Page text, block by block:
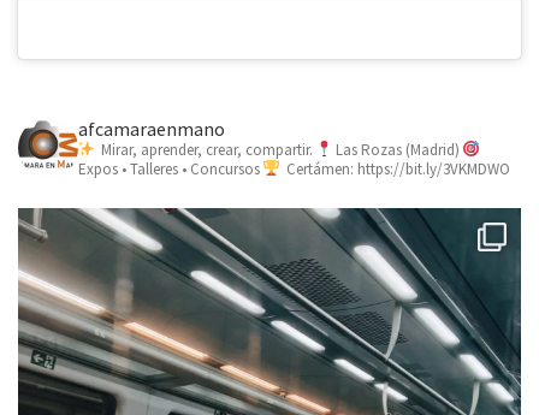
afcamaraenmano
Mirar, aprender, crear, compartir.
Las Rozas (Madrid)
Expos • Talleres • Concursos
Certámen: https://bit.ly/3VKMDWO